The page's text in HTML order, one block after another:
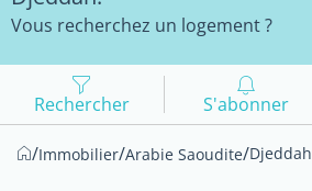
Vous recherchez un logement ?
Rechercher S'abonner
/Immobilier/Arabie Saoudite/Djeddah